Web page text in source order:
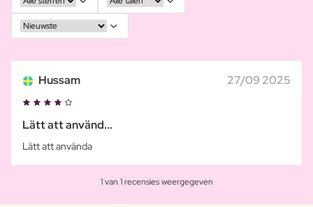
Hussam 27/09 2025
Lätt att använd...
Lätt att använda
1 van 1 recensies weergegeven